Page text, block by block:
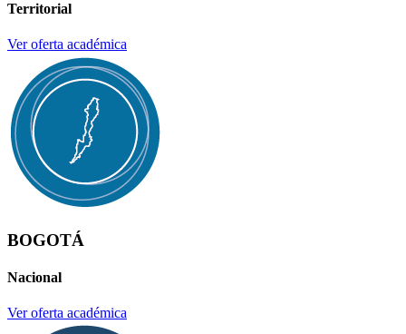
Territorial
Ver oferta académica
BOGOTÁ
Nacional
Ver oferta académica